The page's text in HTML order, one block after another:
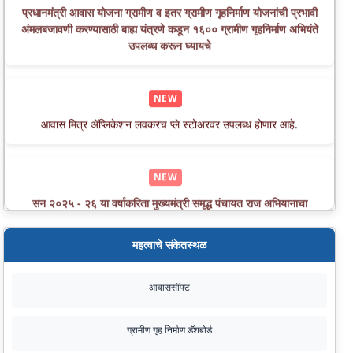
अंमलबजावणी करण्यासाठी बाह्य यंत्रणे कडून १६०० ग्रामीण गृहनिर्माण अभियंते
उपलब्ध करून घ्यायचे
आवास मित्र ॲप्लिकेशन लवकरच प्ले स्टोअरवर उपलब्ध होणार आहे.
सन २०२५ - २६ या वर्षाकरिता मुख्यमंत्री समृद्ध पंचायत राज अभियानाचा
कालावधी वाढविण्याबाबत.
आवास मित्र' ॲप्लिकेशन लवकरच प्ले स्टोअरवर उपलब्ध होईल.
NEW
महत्वाचे संकेतस्थळ
आवाससॉफ्ट
ग्रामीण गृह निर्माण डॅशबोर्ड